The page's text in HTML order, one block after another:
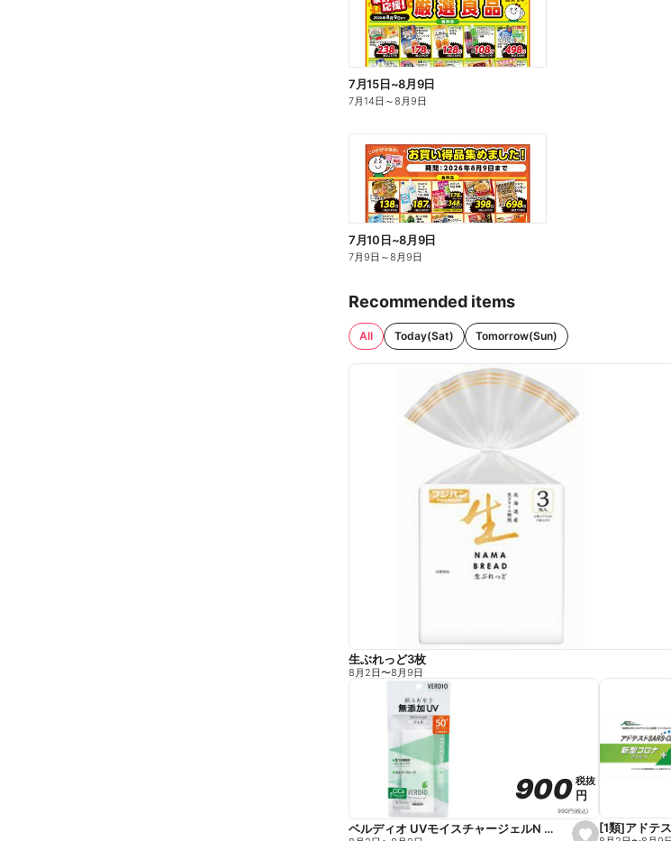
7月15日~8月9日
7月14日 ～8月9日
7月10日~8月9日
7月9日 ～8月9日
Recommended items
All Today(Sat) Tomorrow(Sun)
生ぶれっど3枚
8月2日〜8月9日
s
900
900税抜
税抜
円
円
990円(税込)
ベルディオ UVモイスチャージェルN 80g